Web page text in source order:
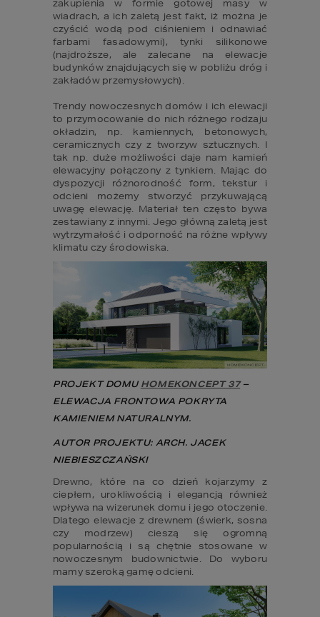
zakupienia w formie gotowej masy w
wiadrach, a ich zaletą jest fakt, iż można je
czyścić wodą pod ciśnieniem i odnawiać
farbami fasadowymi), tynki silikonowe
(najdroższe, ale zalecane na elewacje
budynków znajdujących się w pobliżu dróg i
zakładów przemysłowych).
Trendy nowoczesnych domów i ich elewacji
to przymocowanie do nich różnego rodzaju
okładzin, np. kamiennych, betonowych,
ceramicznych czy z tworzyw sztucznych. I
tak np. duże możliwości daje nam kamień
elewacyjny połączony z tynkiem. Mając do
dyspozycji różnorodność form, tekstur i
odcieni możemy stworzyć przykuwającą
uwagę elewację. Materiał ten często bywa
zestawiany z innymi. Jego główną zaletą jest
wytrzymałość i odporność na różne wpływy
klimatu czy środowiska.
PROJEKT DOMU HOMEKONCEPT 37 –
ELEWACJA FRONTOWA POKRYTA
KAMIENIEM NATURALNYM.
AUTOR PROJEKTU: ARCH. JACEK
NIEBIESZCZAŃSKI
Drewno, które na co dzień kojarzymy z
ciepłem, urokliwością i elegancją również
wpływa na wizerunek domu i jego otoczenie.
Dlatego elewacje z drewnem (świerk, sosna
czy modrzew) cieszą się ogromną
popularnością i są chętnie stosowane w
nowoczesnym budownictwie. Do wyboru
mamy szeroką gamę odcieni.